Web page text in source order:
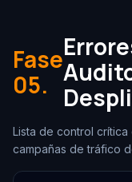
Fase
05.
Lista de control
campañas de tráfico